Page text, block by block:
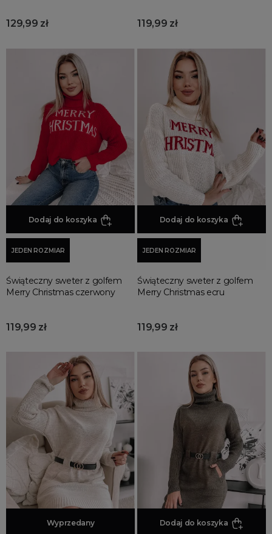
camel
czekoladowe
pudrowy róż
RODZAJ
basic
dla puszystych
klasyczne
luźne
ocieplane
przejściowe
sweterki
wizytowe
RĘKAW
z długim rękawem
OKAZJA
do pracy
na pogrzeb
na wigilię
świąteczne
DO CZEGO
do garnituru
129,99 zł 119,99 zł
Dodaj do koszyka
JEDEN ROZMIAR
Świąteczny sweter z golfem
Merry Christmas czerwony
119,99 zł
Dodaj do koszyka
JEDEN ROZMIAR
Świąteczny sweter z golfem
Merry Christmas ecru
119,99 zł
Dodaj do koszyka
Wyprzedany Dodaj do koszyka